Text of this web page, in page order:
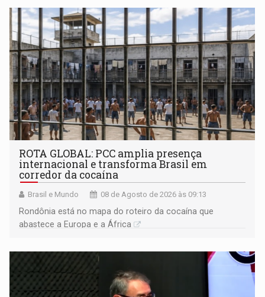
ROTA GLOBAL: PCC amplia presença
internacional e transforma Brasil em
corredor da cocaína
Brasil e Mundo 08 de Agosto de 2026 às 09:13
Rondônia está no mapa do roteiro da cocaína que
abastece a Europa e a África